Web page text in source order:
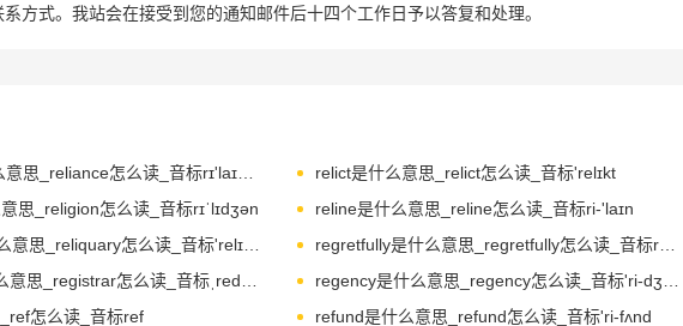
系方式。我站会在接受到您的通知邮件后十四个工作日予以答复和处理。
reliance是什么意思_reliance怎么读_音标rɪ'laɪəns
relict是什么意思_relict怎么读_音标'relɪkt
思_religion怎么读_音标rɪˈlɪdʒən
reline是什么意思_reline怎么读_音标ri-'laɪn
reliquary是什么意思_reliquary怎么读_音标'relɪkwərɪ
regretfully是什么意思_regretfully怎么读_音标rɪˈgretfəlɪ
怎么读_音标ref
refund是什么意思_refund怎么读_音标'ri-fʌnd